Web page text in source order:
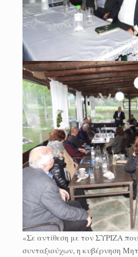
«Σε αντίθεση με τον ΣΥΡΙΖΑ
συνταξιούχων, η κυβέρνηση